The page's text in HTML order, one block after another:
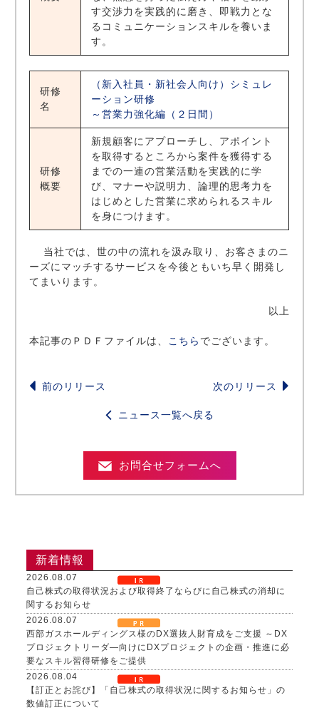
す交渉力を実践的に磨き、即戦力とな
るコミュニケーションスキルを養いま
す。
研修
名
（新入社員・新社会人向け）シミュレ
ーション研修
～営業力強化編（２日間）
研修
概要
新規顧客にアプローチし、アポイント
を取得するところから案件を獲得する
までの一連の営業活動を実践的に学
び、マナーや説明力、論理的思考力を
はじめとした営業に求められるスキル
を身につけます。
当社では、世の中の流れを汲み取り、お客さまのニ
ーズにマッチするサービスを今後ともいち早く開発し
てまいります。
以上
本記事のＰＤＦファイルは、 こちら でございます。
前のリリース 次のリリース
ニュース一覧へ戻る
お問合せフォームへ
新着情報
2026.08.07
自己株式の取得状況および取得終了ならびに自己株式の消却に
関するお知らせ
2026.08.07
西部ガスホールディングス様のDX選抜人財育成をご支援 ～DX
プロジェクトリーダ―向けにDXプロジェクトの企画・推進に必
要なスキル習得研修をご提供
2026.08.04
【訂正とお詫び】「自己株式の取得状況に関するお知らせ」の
数値訂正について